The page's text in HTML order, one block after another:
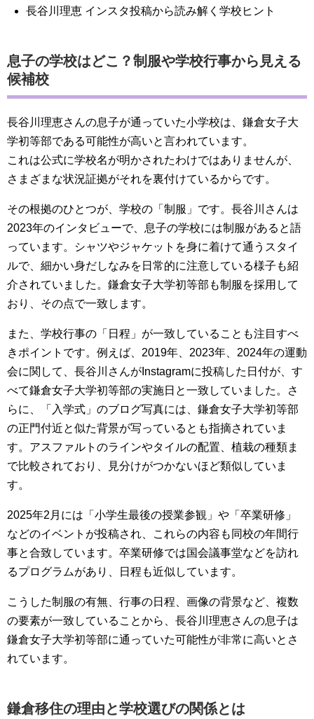
長谷川理恵 インスタ投稿から読み解く学校ヒント
息子の学校はどこ？制服や学校行事から見える
候補校
長谷川理恵さんの息子が通っていた小学校は、鎌倉女子大
学初等部である可能性が高いと言われています。
これは公式に学校名が明かされたわけではありませんが、
さまざまな状況証拠がそれを裏付けているからです。
その根拠のひとつが、学校の「制服」です。長谷川さんは
2023年のインタビューで、息子の学校には制服があると語
っています。シャツやジャケットを身に着けて通うスタイ
ルで、細かい身だしなみを日常的に注意している様子も紹
介されていました。鎌倉女子大学初等部も制服を採用して
おり、その点で一致します。
また、学校行事の「日程」が一致していることも注目すべ
きポイントです。例えば、2019年、2023年、2024年の運動
会に関して、長谷川さんがInstagramに投稿した日付が、す
べて鎌倉女子大学初等部の実施日と一致していました。さ
らに、「入学式」のブログ写真には、鎌倉女子大学初等部
の正門付近と似た背景が写っているとも指摘されていま
す。アスファルトのラインやタイルの配置、植栽の種類ま
で比較されており、見分けがつかないほど類似していま
す。
2025年2月には「小学生最後の授業参観」や「卒業研修」
などのイベントが投稿され、これらの内容も同校の年間行
事と合致しています。卒業研修では国会議事堂などを訪れ
るプログラムがあり、日程も近似しています。
こうした制服の有無、行事の日程、画像の背景など、複数
の要素が一致していることから、長谷川理恵さんの息子は
鎌倉女子大学初等部に通っていた可能性が非常に高いとさ
れています。
鎌倉移住の理由と学校選びの関係とは